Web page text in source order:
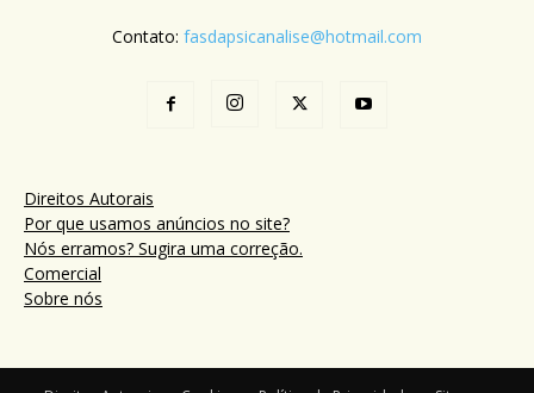
Contato: fasdapsicanalise@hotmail.com
Direitos Autorais
Por que usamos anúncios no site?
Nós erramos? Sugira uma correção.
Comercial
Sobre nós